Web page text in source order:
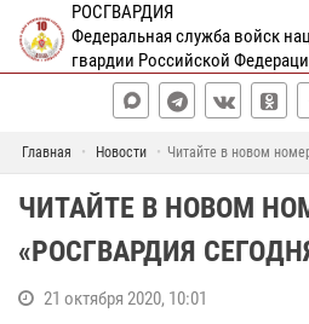
РОСГВАРДИЯ
Федеральная служба войск
гвардии Российской
Главная Новости Читайте в новом
ЧИТАЙТЕ В НОВОМ
«РОСГВАРДИЯ
21 октября 2020, 10:01